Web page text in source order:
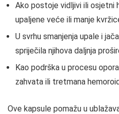
Ako postoje vidljivi ili osjetni
upaljene veće ili manje
U svrhu smanjenja upale i
spriječila njihova daljnja
Kao podrška u procesu
zahvata ili tretmana
Ove kapsule pomažu u